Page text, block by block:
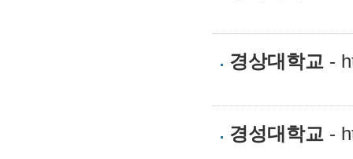
경상대학교 -
경성대학교 -